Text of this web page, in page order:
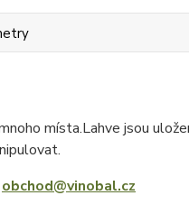
místa.Lahve jsou
obchod@vinobal.cz